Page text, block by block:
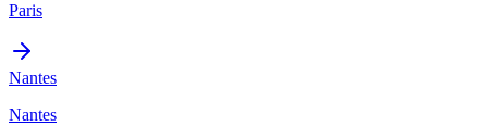
Paris
Nantes
Nantes